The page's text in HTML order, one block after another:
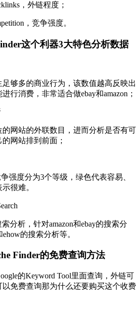
，外链程度；
，竞争强度。
这个利器3大特色分析数据
够多的商业行为，该数值越高反映出
行消费，非常适合做ebay和amazon；
网站的外联数目，进而分析是否有可
网站排到前面；
强度分为3个等级，绿色代表容易、
很难。
分析，针对amazon和ebay的搜索分
的搜索分析等。
Finder的免费查询方法
的Keyword Tool里面查询，外链可
以免费查询那为什么还要购买这个收费